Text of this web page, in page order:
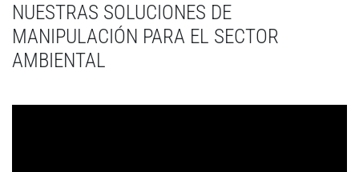
NUESTRAS SOLUCIONES DE
MANIPULACIÓN PARA EL SECTOR
AMBIENTAL